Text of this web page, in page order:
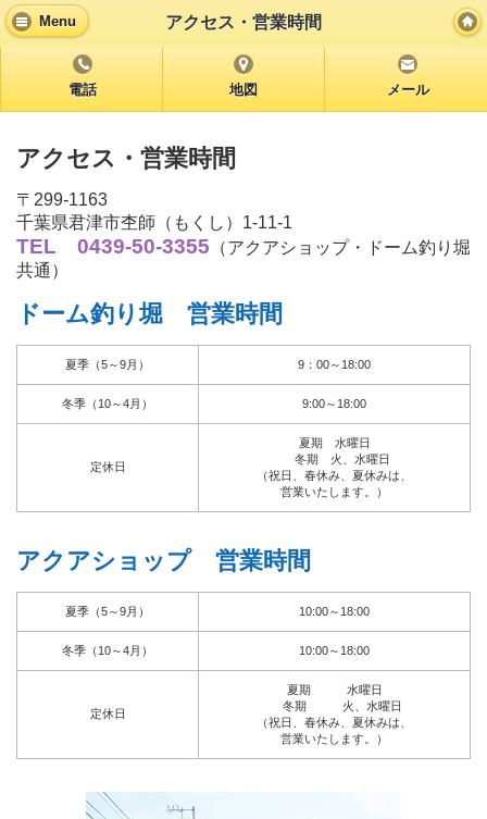
Menu アクセス・営業時間
電話 地図 メール
アクセス・営業時間
〒299-1163
千葉県君津市杢師（もくし）1-11-1
TEL 0439-50-3355 （アクアショップ・ドーム釣り堀
共通）
ドーム釣り堀 営業時間
夏季（5～9月） 9：00～18:00
冬季（10～4月） 9:00～18:00
定休日
夏期 水曜日
冬期 火、水曜日
（祝日、春休み、夏休みは、
営業いたします。）
アクアショップ 営業時間
夏季（5～9月） 10:00～18:00
冬季（10～4月） 10:00～18:00
定休日
夏期 水曜日
冬期 火、水曜日
（祝日、春休み、夏休みは、
営業いたします。）